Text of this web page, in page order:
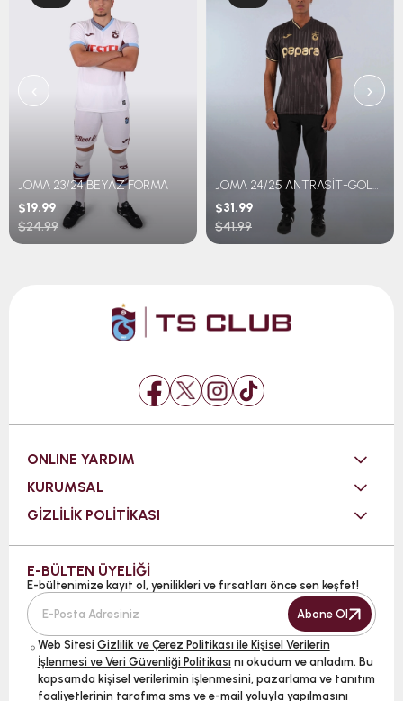
JOMA 23/24 BEYAZ FORMA
$19.99
$24.99
JOMA 24/25 ANTRASİT-GOLD FORMA
$31.99
$41.99
‹ ›
ONLINE YARDIM
KURUMSAL
GİZLİLİK POLİTİKASI
E-BÜLTEN ÜYELİĞİ
E-bültenimize kayıt ol, yenilikleri ve fırsatları önce sen keşfet!
Abone Ol
Web Sitesi Gizlilik ve Çerez Politikası ile Kişisel Verilerin
İşlenmesi ve Veri Güvenliği Politikası nı okudum ve anladım. Bu
kapsamda kişisel verilerimin işlenmesini, pazarlama ve tanıtım
faaliyetlerinin tarafıma sms ve e-mail yoluyla yapılmasını